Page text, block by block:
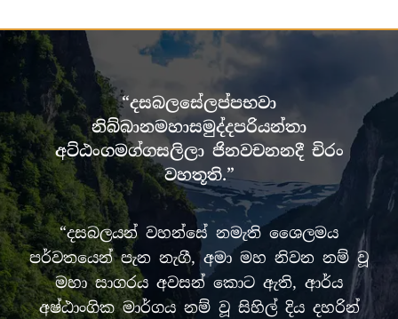
“දසබලසේලප්පභවා
නිබ්බානමහාසමුද්දපරියන්තා
අට්ඨංගමග්ගසලිලා ජිනවචනනදී චිරං
වහතූති.”
“දසබලයන් වහන්සේ නමැති ශෛලමය
පර්වතයෙන් පැන නැගී, අමා මහ නිවන නම් වූ
මහා සාගරය අවසන් කොට ඇති, ආර්ය
අෂ්ඨාංගික මාර්ගය නම් වූ සිහිල් දිය දහරින්